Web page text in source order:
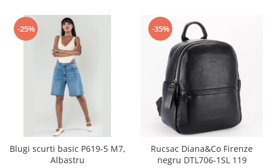
-25%
Blugi scurti basic P619-5 M7,
Albastru
-35%
Rucsac Diana&Co Firenze
negru DTL706-1SL 119